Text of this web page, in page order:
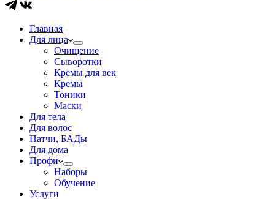
Главная
Для лица
Очищение
Сыворотки
Кремы для век
Кремы
Тоники
Маски
Для тела
Для волос
Патчи, БАДы
Для дома
Профи
Наборы
Обучение
Услуги